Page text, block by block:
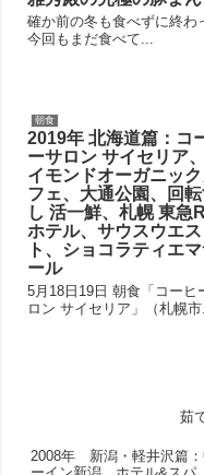
確か前の冬も食べずに終わ
今回もまだ食べて...
朝食
2019年 北海道篇：コ
ーサロン サイセリア
イモンドオーガニック
フェ、大通公園、回
し 活一鮮、札幌 東急
ホテル、サウスウエス
ト、ショコラティエ
ール
5月18日19日 朝食「コーヒ
ロン サイセリア」（札幌
茹
2008年 新潟・軽井沢篇：